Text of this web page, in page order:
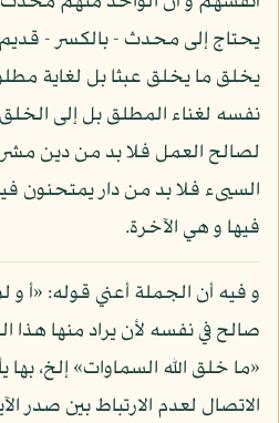
يحتاج إلى محدث - بالكسر -
يخلق ما يخلق عبثا بل لغاية
نفسه لغناء المطلق بل إلى الخلق
لصالح العمل فلا بد من دين
السيىء فلا بد من دار يمتحنون
فيها و هي الآخرة.
و فيه أن الجملة أعني قوله: «أ و
صالح في نفسه لأن يراد منها هذا
«ما خلق الله السماوات» إلخ، بها
الاتصال لعدم الارتباط بين صدر